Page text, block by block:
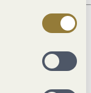
"Alle
in der Nutzung